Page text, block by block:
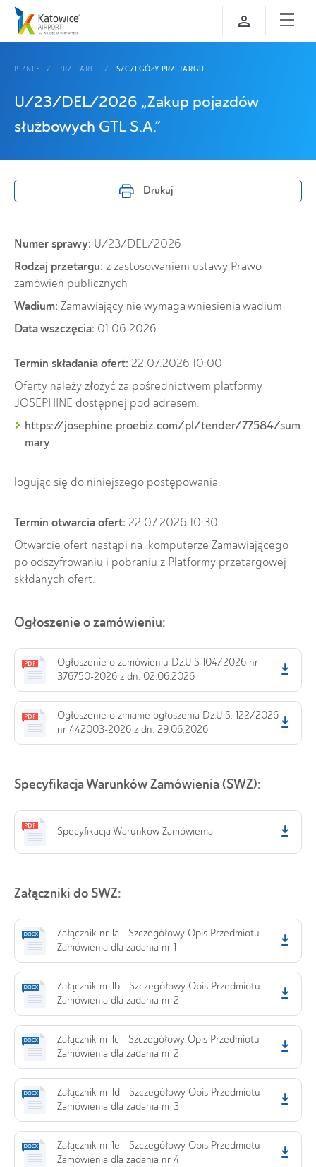
BIZNES PRZETARGI SZCZEGÓŁY PRZETARGU
U/23/DEL/2026 „Zakup pojazdów
służbowych GTL S.A.”
Drukuj
Numer sprawy: U/23/DEL/2026
Rodzaj przetargu: z zastosowaniem ustawy Prawo
zamówień publicznych
Wadium: Zamawiający nie wymaga wniesienia wadium
Data wszczęcia: 01.06.2026
Termin składania ofert: 22.07.2026 10:00
Oferty należy złożyć za pośrednictwem platformy
JOSEPHINE dostępnej pod adresem:
https://josephine.proebiz.com/pl/tender/77584/sum
mary
logując się do niniejszego postępowania.
Termin otwarcia ofert: 22.07.2026 10:30
Otwarcie ofert nastąpi na komputerze Zamawiającego
po odszyfrowaniu i pobraniu z Platformy przetargowej
skłdanych ofert.
Ogłoszenie o zamówieniu:
Ogłoszenie o zamówieniu Dz.U.S 104/2026 nr
376750-2026 z dn. 02.06.2026
Ogłoszenie o zmianie ogłoszenia Dz.U.S. 122/2026
nr 442003-2026 z dn. 29.06.2026
Specyfikacja Warunków Zamówienia (SWZ):
Specyfikacja Warunków Zamówienia
Załączniki do SWZ:
Załącznik nr 1a - Szczegółowy Opis Przedmiotu
Zamówienia dla zadania nr 1
Załącznik nr 1b - Szczegółowy Opis Przedmiotu
Zamówienia dla zadania nr 2
Załącznik nr 1c - Szczegółowy Opis Przedmiotu
Zamówienia dla zadania nr 2
Załącznik nr 1d - Szczegółowy Opis Przedmiotu
Zamówienia dla zadania nr 3
Załącznik nr 1e - Szczegółowy Opis Przedmiotu
Zamówienia dla zadania nr 4